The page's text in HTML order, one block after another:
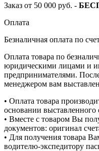
Заказ от 50 000 руб. -
Оплата
Безналичная оплата по
Оплата товара по
юридическими лицами и
предпринимателями.
менеджером вам
• Оплата товара
основании выставленного
• Вместе с товаром Вы
документов: оригинал
• Для получения товара
водителю-экспедитору